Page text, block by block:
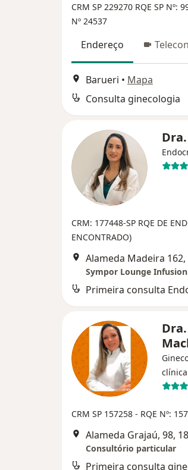
CRM SP 229270 RQE SP Nº:
Nº 24537
Endereço
Barueri • Mapa
Consulta ginecologia
CRM: 177448-SP RQE DE
ENCONTRADO)
Alameda Madeira
Sympor Lounge Infusion
CRM SP 157258 - RQE Nº:
Consultório particular